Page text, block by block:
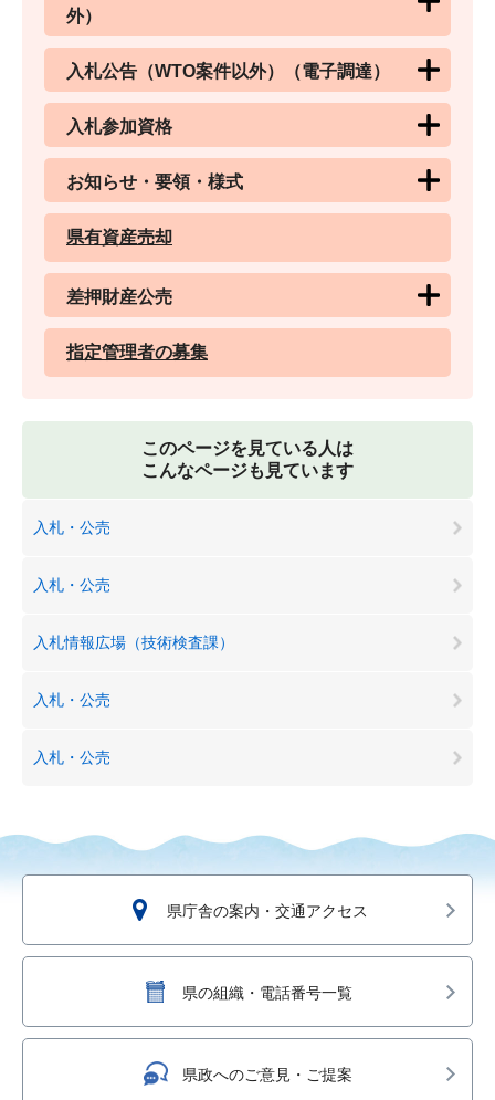
外）
入札公告（WTO案件以外）（電子調達）
入札参加資格
お知らせ・要領・様式
県有資産売却
差押財産公売
指定管理者の募集
このページを見ている人は
こんなページも見ています
入札・公売
入札・公売
入札情報広場（技術検査課）
入札・公売
入札・公売
県庁舎の案内・交通アクセス
県の組織・電話番号一覧
県政へのご意見・ご提案